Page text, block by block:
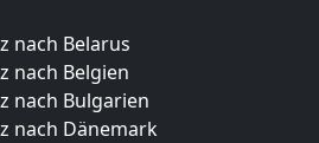
nach Belarus
nach Belgien
nach Bulgarien
nach Dänemark